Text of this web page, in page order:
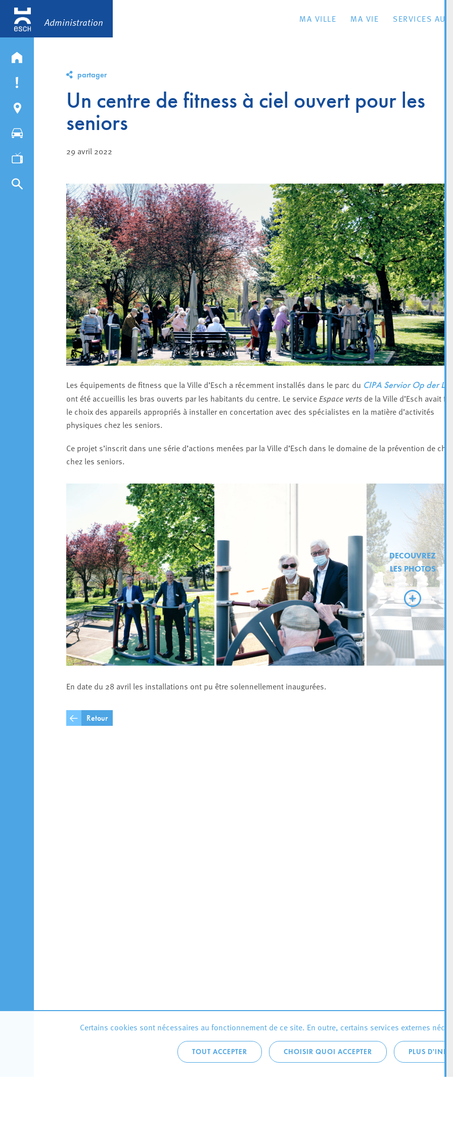
Administration MA VILLE MA VIE SERVICES AU
partager
Un centre de fitness à ciel ouvert pour les
seniors
29 avril 2022
Les équipements de fitness que la Ville d’Esch a récemment installés dans le parc du CIPA Servior Op der Léier
ont été accueillis les bras ouverts par les habitants du centre. Le service Espace vertsde la Ville d’Esch avait fait
le choix des appareils appropriés à installer en concertation avec des spécialistes en la matière d’activités
physiques chez les seniors.
Ce projet s’inscrit dans une série d’actions menées par la Ville d’Esch dans le domaine de la prévention de chute
chez les seniors.
DECOUVREZ
LES PHOTOS
En date du 28 avril les installations ont pu être solennellement inaugurées.
Retour
Certains cookies sont nécessaires au fonctionnement de ce site. En outre, certains services externes
TOUT ACCEPTER CHOISIR QUOI ACCEPTER PLUS